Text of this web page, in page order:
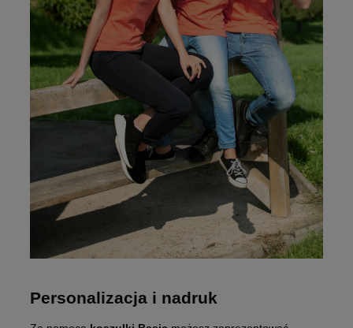
Personalizacja i nadruk